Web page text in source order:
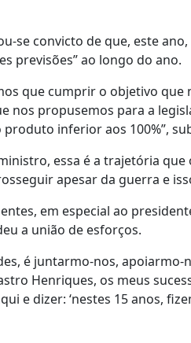
se convicto de que, este
previsões” ao longo do ano.
que cumprir o objetivo
nos propusemos para a
inferior aos 100%”,
essa é a trajetória que
apesar da guerra e
em especial ao
a união de esforços.
é juntarmo-nos,
Henriques, os meus
e dizer: ‘nestes 15 anos,